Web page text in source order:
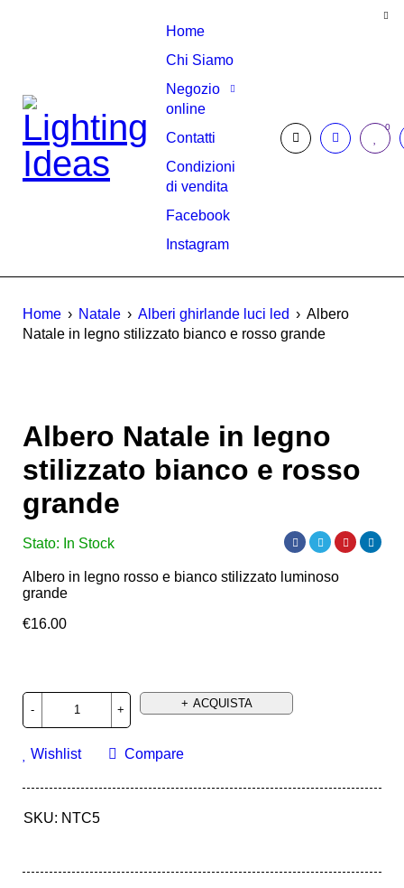
Home
Chi Siamo
Negozio
online
Contatti
Condizioni
di vendita
Facebook
Instagram
0
Home › Natale › Alberi ghirlande luci led › Albero
Natale in legno stilizzato bianco e rosso grande
Albero Natale in legno
stilizzato bianco e rosso
grande
Stato: In Stock
Albero in legno rosso e bianco stilizzato luminoso
grande
€16.00
ACQUISTA
Wishlist Compare
SKU: NTC5